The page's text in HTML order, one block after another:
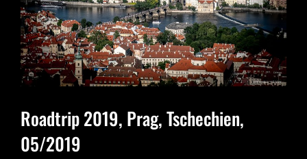
Roadtrip 2019, Prag, Tschechien,
05/2019